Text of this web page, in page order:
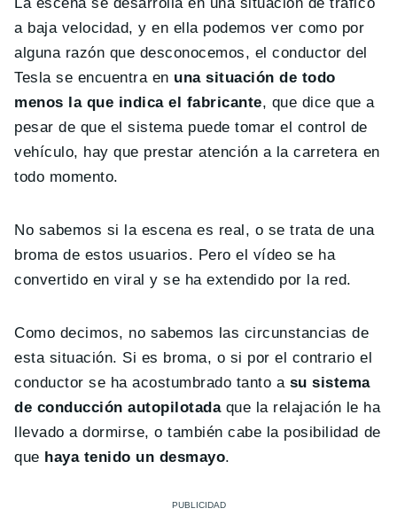
a baja velocidad, y en ella podemos ver como por
alguna razón que desconocemos, el conductor del
Tesla se encuentra en una situación de todo
menos la que indica el fabricante, que dice que a
pesar de que el sistema puede tomar el control de
vehículo, hay que prestar atención a la carretera en
todo momento.
No sabemos si la escena es real, o se trata de una
broma de estos usuarios. Pero el vídeo se ha
convertido en viral y se ha extendido por la red.
Como decimos, no sabemos las circunstancias de
esta situación. Si es broma, o si por el contrario el
conductor se ha acostumbrado tanto asu sistema
de conducción autopilotadaque la relajación le ha
llevado a dormirse, o también cabe la posibilidad de
que haya tenido un desmayo.